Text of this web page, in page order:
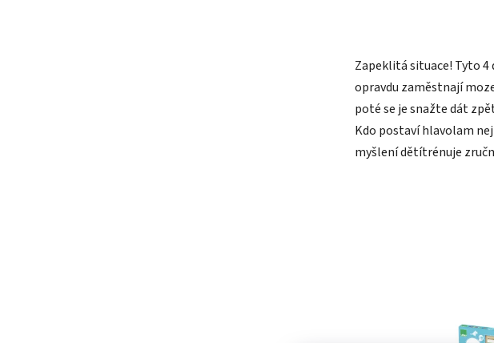
Zapeklitá situace! Tyto 4
opravdu zaměstnají
poté se je snažte dát
Kdo postaví hlavolam
myšlení dětítrénuje